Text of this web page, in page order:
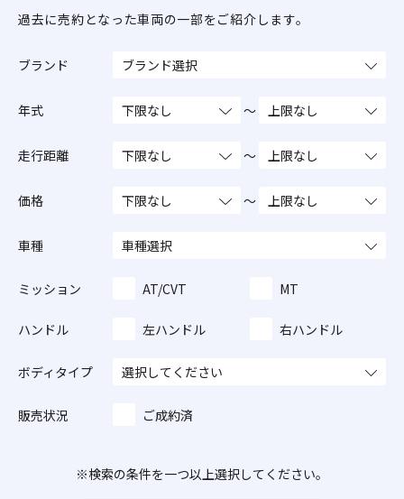
過去に売約となった車両の一部をご紹介します。
ブランド
年式 ～
走行距離 ～
価格 ～
車種
ミッション AT/CVT MT
ハンドル 左ハンドル 右ハンドル
ボディタイプ
販売状況 ご成約済
※検索の条件を一つ以上選択してください。